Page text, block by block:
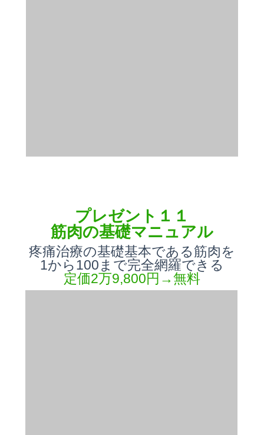
プレゼント１１
筋肉の基礎マニュアル
疼痛治療の基礎基本である筋肉を
1から100まで完全網羅できる
定価2万9,800円→無料